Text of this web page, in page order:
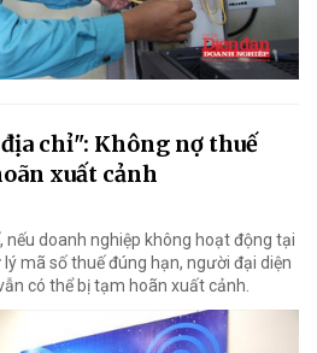
chỉ": Không nợ thuế
xuất cảnh
nếu doanh nghiệp không hoạt động tại
mã số thuế đúng hạn, người đại diện
có thể bị tạm hoãn xuất cảnh.